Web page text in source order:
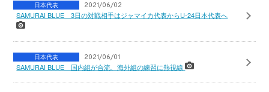
日本代表 2021/06/02
SAMURAI BLUE 3日の対戦相手はジャマイカ代表からU-24日本代表へ
日本代表 2021/06/01
SAMURAI BLUE 国内組が合流、海外組の練習に熱視線